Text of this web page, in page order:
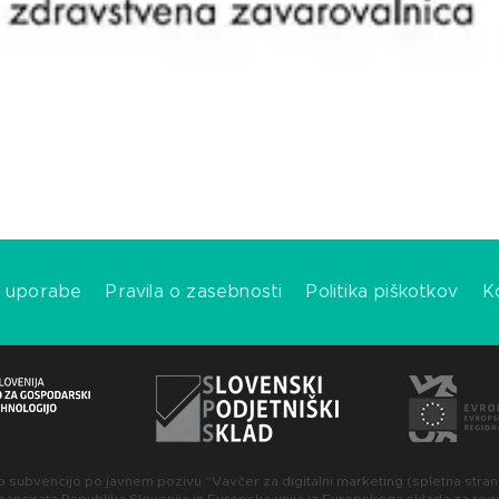
uporabe Pravila o zasebnosti Politika piškotkov
subvencijo po javnem pozivu “Vavčer za digitalni marketing (spletna